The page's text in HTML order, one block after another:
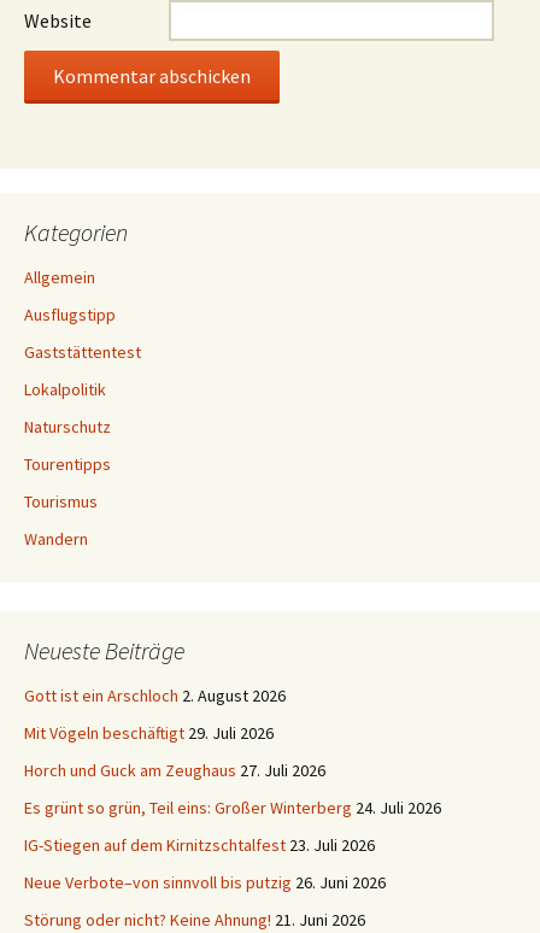
Website
Kategorien
Allgemein
Ausflugstipp
Gaststättentest
Lokalpolitik
Naturschutz
Tourentipps
Tourismus
Wandern
Neueste Beiträge
Gott ist ein Arschloch 2. August 2026
Mit Vögeln beschäftigt 29. Juli 2026
Horch und Guck am Zeughaus 27. Juli 2026
Es grünt so grün, Teil eins: Großer Winterberg 24. Juli 2026
IG-Stiegen auf dem Kirnitzschtalfest 23. Juli 2026
Neue Verbote–von sinnvoll bis putzig 26. Juni 2026
Störung oder nicht? Keine Ahnung! 21. Juni 2026